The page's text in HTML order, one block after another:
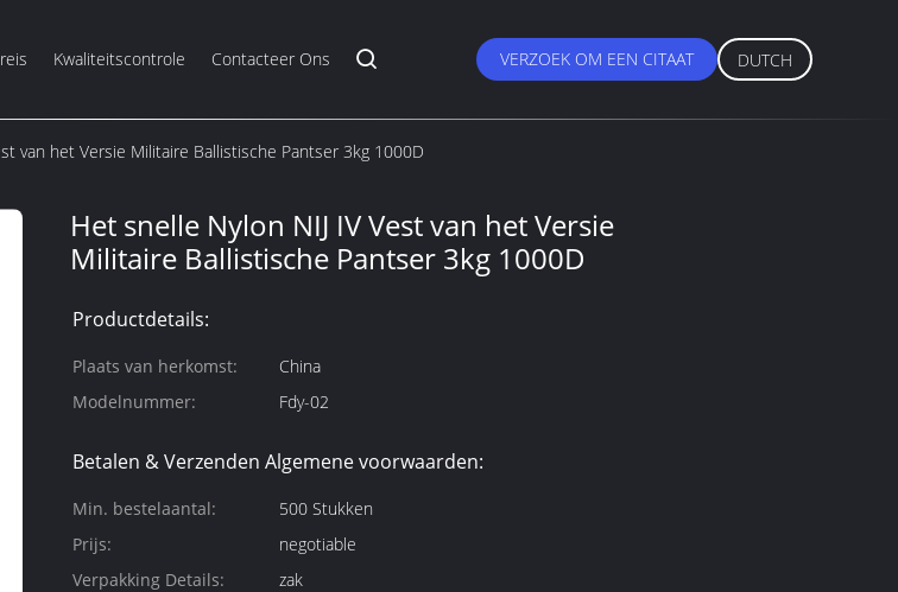
Kwaliteitscontrole Contacteer Ons VERZOEK OM EEN CITAAT DUTCH
van het Versie Militaire Ballistische Pantser 3kg 1000D
Het snelle Nylon NIJ IV Vest van het Versie
Militaire Ballistische Pantser 3kg 1000D
Productdetails:
Plaats van herkomst:
China
Modelnummer:
Fdy-02
Betalen & Verzenden Algemene voorwaarden:
Min. bestelaantal:
500 Stukken
Prijs:
negotiable
Verpakking Details:
zak